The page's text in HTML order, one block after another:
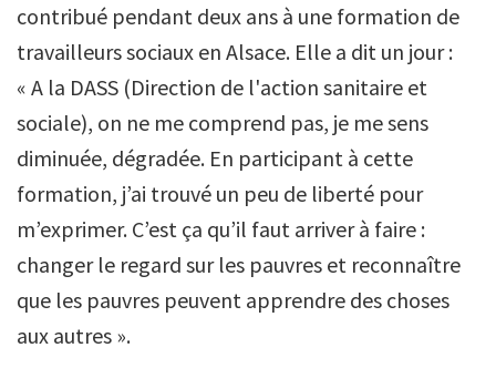
contribué pendant deux ans à une formation de
travailleurs sociaux en Alsace. Elle a dit un jour :
« A la DASS (Direction de l'action sanitaire et
sociale), on ne me comprend pas, je me sens
diminuée, dégradée. En participant à cette
formation, j’ai trouvé un peu de liberté pour
m’exprimer. C’est ça qu’il faut arriver à faire :
changer le regard sur les pauvres et reconnaître
que les pauvres peuvent apprendre des choses
aux autres ».